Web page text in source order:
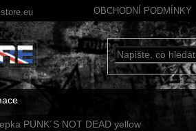
OBCHODNÍ PODMÍNKY
PUNK´S NOT DEAD yellow